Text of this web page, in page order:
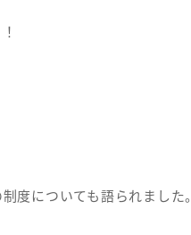
度についても語られました。